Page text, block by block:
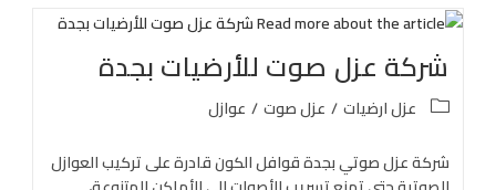
شركة عزل صوت للأرضيات بجدة
عزل ارضيات/ عزل صوت/ عوازل
شركة عزل صوتي بجدة قوافل الكون قادرة على تركيب العوازل